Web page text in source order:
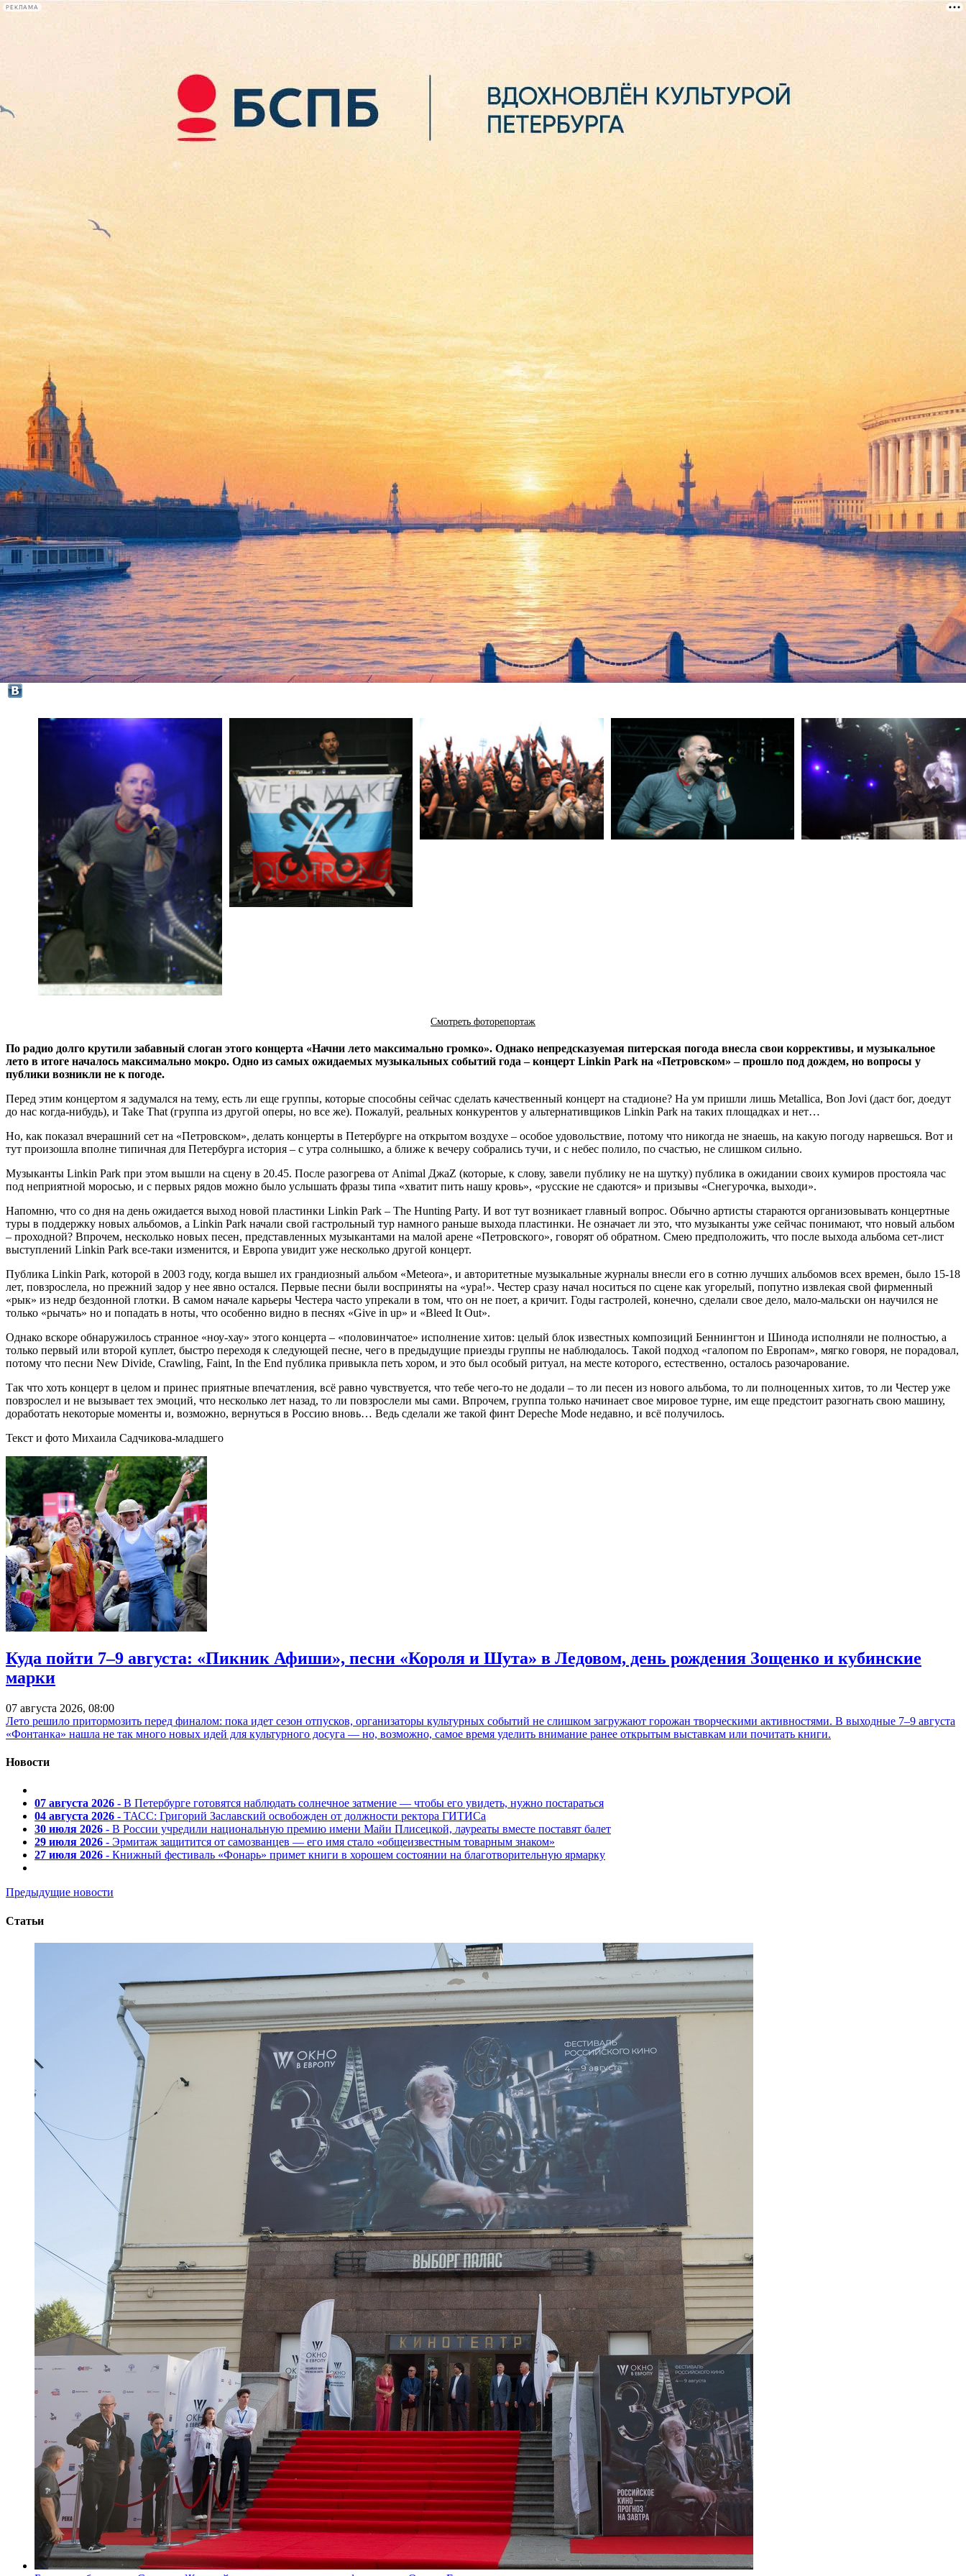
РЕКЛАМА
лекции
книги
Концерт Linkin Park на Петровском «подмочила» не только погода
02 июня 2014,14:50 Версия для печати
Смотреть фоторепортаж
По радио долго крутили забавный слоган этого концерта «Начни лето максимально громко». Однако непредсказуемая питерская погода внесла свои коррективы, и музыкальное
лето в итоге началось максимально мокро. Одно из самых ожидаемых музыкальных событий года – концерт Linkin Park на «Петровском» – прошло под дождем, но вопросы у
публики возникли не к погоде.
Перед этим концертом я задумался на тему, есть ли еще группы, которые способны сейчас сделать качественный концерт на стадионе? На ум пришли лишь Metallica, Bon Jovi (даст бог, доедут
до нас когда-нибудь), и Take That (группа из другой оперы, но все же). Пожалуй, реальных конкурентов у альтернативщиков Linkin Park на таких площадках и нет…
Но, как показал вчерашний сет на «Петровском», делать концерты в Петербурге на открытом воздухе – особое удовольствие, потому что никогда не знаешь, на какую погоду нарвешься. Вот и
тут произошла вполне типичная для Петербурга история – с утра солнышко, а ближе к вечеру собрались тучи, и с небес полило, по счастью, не слишком сильно.
Музыканты Linkin Park при этом вышли на сцену в 20.45. После разогрева от Animal ДжаZ (которые, к слову, завели публику не на шутку) публика в ожидании своих кумиров простояла час
под неприятной моросью, и с первых рядов можно было услышать фразы типа «хватит пить нашу кровь», «русские не сдаются» и призывы «Снегурочка, выходи».
Напомню, что со дня на день ожидается выход новой пластинки Linkin Park – The Hunting Party. И вот тут возникает главный вопрос. Обычно артисты стараются организовывать концертные
туры в поддержку новых альбомов, а Linkin Park начали свой гастрольный тур намного раньше выхода пластинки. Не означает ли это, что музыканты уже сейчас понимают, что новый альбом
– проходной? Впрочем, несколько новых песен, представленных музыкантами на малой арене «Петровского», говорят об обратном. Смею предположить, что после выхода альбома сет-лист
выступлений Linkin Park все-таки изменится, и Европа увидит уже несколько другой концерт.
Публика Linkin Park, которой в 2003 году, когда вышел их грандиозный альбом «Meteora», и авторитетные музыкальные журналы внесли его в сотню лучших альбомов всех времен, было 15-18
лет, повзрослела, но прежний задор у нее явно остался. Первые песни были восприняты на «ура!». Честер сразу начал носиться по сцене как угорелый, попутно извлекая свой фирменный
«рык» из недр бездонной глотки. В самом начале карьеры Честера часто упрекали в том, что он не поет, а кричит. Годы гастролей, конечно, сделали свое дело, мало-мальски он научился не
только «рычать» но и попадать в ноты, что особенно видно в песнях «Give in up» и «Bleed It Out».
Однако вскоре обнаружилось странное «ноу-хау» этого концерта – «половинчатое» исполнение хитов: целый блок известных композиций Беннингтон и Шинода исполняли не полностью, а
только первый или второй куплет, быстро переходя к следующей песне, чего в предыдущие приезды группы не наблюдалось. Такой подход «галопом по Европам», мягко говоря, не порадовал,
потому что песни New Divide, Crawling, Faint, In the End публика привыкла петь хором, и это был особый ритуал, на месте которого, естественно, осталось разочарование.
Так что хоть концерт в целом и принес приятные впечатления, всё равно чувствуется, что тебе чего-то не додали – то ли песен из нового альбома, то ли полноценных хитов, то ли Честер уже
повзрослел и не вызывает тех эмоций, что несколько лет назад, то ли повзрослели мы сами. Впрочем, группа только начинает свое мировое турне, им еще предстоит разогнать свою машину,
доработать некоторые моменты и, возможно, вернуться в Россию вновь… Ведь сделали же такой финт Depeche Mode недавно, и всё получилось.
Текст и фото Михаила Садчикова-младшего
Куда пойти 7–9 августа: «Пикник Афиши», песни «Короля и Шута» в Ледовом, день рождения Зощенко и кубинские
марки
07 августа 2026, 08:00
Лето решило притормозить перед финалом: пока идет сезон отпусков, организаторы культурных событий не слишком загружают горожан творческими активностями. В выходные 7–9 августа
«Фонтанка» нашла не так много новых идей для культурного досуга — но, возможно, самое время уделить внимание ранее открытым выставкам или почитать книги.
Новости
07 августа 2026 - В Петербурге готовятся наблюдать солнечное затмение — чтобы его увидеть, нужно постараться
04 августа 2026 - ТАСС: Григорий Заславский освобожден от должности ректора ГИТИСа
30 июля 2026 - В России учредили национальную премию имени Майи Плисецкой, лауреаты вместе поставят балет
29 июля 2026 - Эрмитаж защитится от самозванцев — его имя стало «общеизвестным товарным знаком»
27 июля 2026 - Книжный фестиваль «Фонарь» примет книги в хорошем состоянии на благотворительную ярмарку
Предыдущие новости
Статьи